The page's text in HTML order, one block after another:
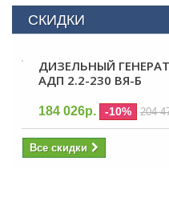
СКИДКИ
ДИЗЕЛЬНЫЙ
АДП 2.2-230 ВЯ-Б
184 026р. -10% 204
Все скидки